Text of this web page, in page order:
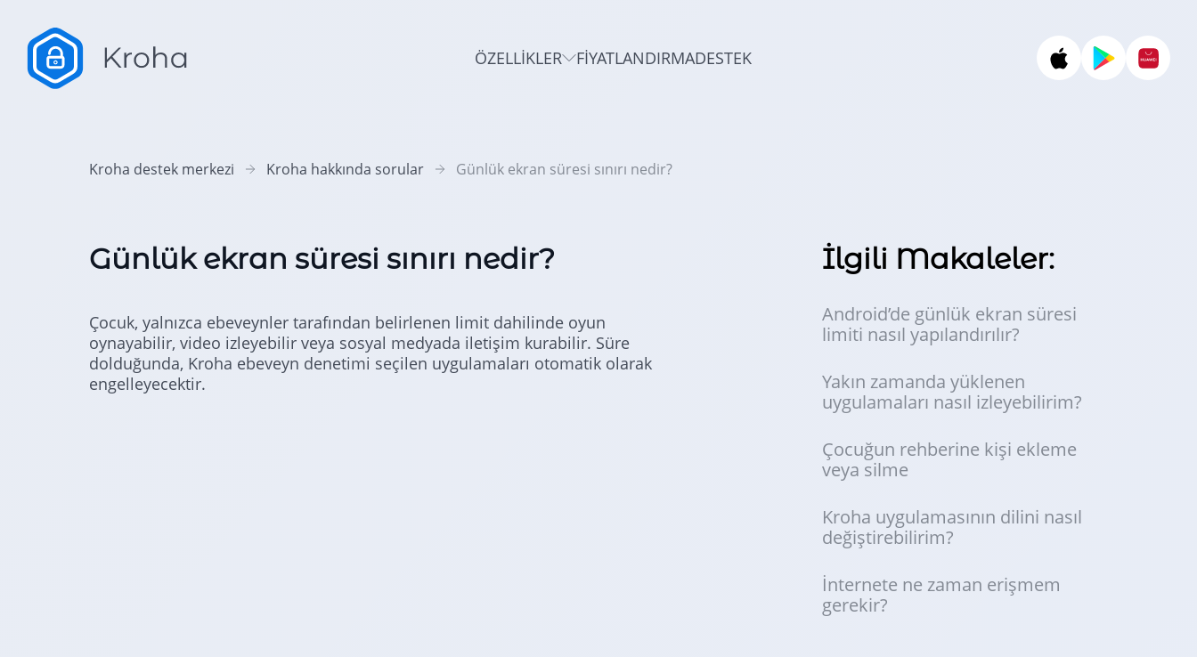
ÖZELLIKLER FIYATLANDIRMADESTEK
Kroha destek merkezi Kroha hakkında sorular Günlük ekran süresi sınırı nedir?
Günlük ekran süresi sınırı nedir?
Çocuk, yalnızca ebeveynler tarafından belirlenen limit dahilinde oyun
oynayabilir, video izleyebilir veya sosyal medyada iletişim kurabilir. Süre
dolduğunda, Kroha ebeveyn denetimi seçilen uygulamaları otomatik olarak
engelleyecektir.
İlgili Makaleler:
Android’de günlük ekran süresi
limiti nasıl yapılandırılır?
Yakın zamanda yüklenen
uygulamaları nasıl izleyebilirim?
Çocuğun rehberine kişi ekleme
veya silme
Kroha uygulamasının dilini nasıl
değiştirebilirim?
İnternete ne zaman erişmem
gerekir?